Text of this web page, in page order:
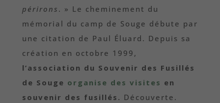
périrons . » Le cheminement du
mémorial du camp de Souge débute par
une citation de Paul Éluard. Depuis sa
création en octobre 1999,
l’association du Souvenir des Fusillés
de Souge organise des visites en
souvenir des fusillés. Découverte.